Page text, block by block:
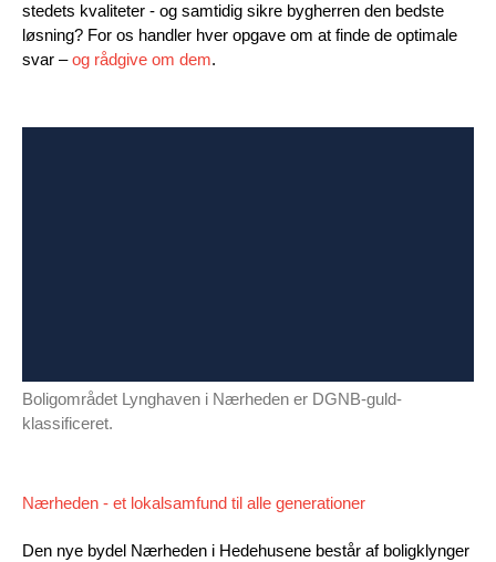
stedets kvaliteter - og samtidig sikre bygherren den bedste
løsning? For os handler hver opgave om at finde de optimale
svar –og rådgive om dem.
Boligområdet Lynghaven i Nærheden er DGNB-guld-
klassificeret.
Nærheden - et lokalsamfund til alle generationer
Den nye bydel Nærheden i Hedehusene består af boligklynger